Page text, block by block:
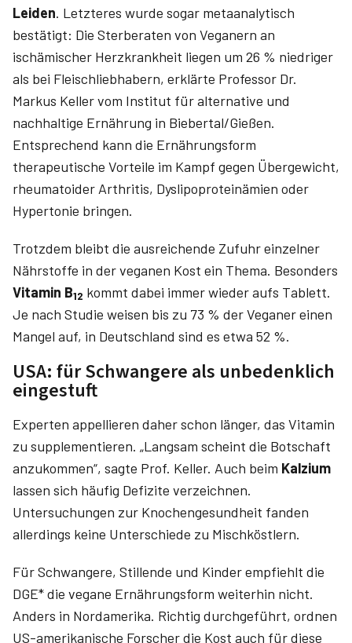
Leiden. Letzteres wurde sogar metaanalytisch
bestätigt: Die Sterberaten von Veganern an
ischämischer Herzkrankheit liegen um 26 % niedriger
als bei Fleischliebhabern, erklärte Professor Dr.
Markus Keller vom Institut für alternative und
nachhaltige Ernährung in Biebertal/Gießen.
Entsprechend kann die Ernährungsform
therapeutische Vorteile im Kampf gegen Übergewicht,
rheumatoider Arthritis, Dyslipoproteinämien oder
Hypertonie bringen.
Trotzdem bleibt die ausreichende Zufuhr einzelner
Nährstoffe in der veganen Kost ein Thema. Besonders
Vitamin B12 kommt dabei immer wieder aufs Tablett.
Je nach Studie weisen bis zu 73 % der Veganer einen
Mangel auf, in Deutschland sind es etwa 52 %.
USA: für Schwangere als unbedenklich
eingestuft
Experten appellieren daher schon länger, das Vitamin
zu supplementieren. „Langsam scheint die Botschaft
anzukommen“, sagte Prof. Keller. Auch beim Kalzium
lassen sich häufig Defizite verzeichnen.
Untersuchungen zur Knochengesundheit fanden
allerdings keine Unterschiede zu Mischköstlern.
Für Schwangere, Stillende und Kinder empfiehlt die
DGE* die vegane Ernährungsform weiterhin nicht.
Anders in Nordamerika. Richtig durchgeführt, ordnen
US-amerikanische Forscher die Kost auch für diese